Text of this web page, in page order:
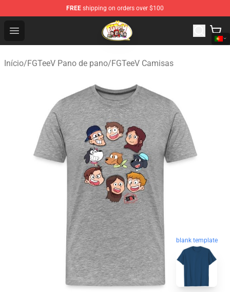
FREE shipping on orders over $100
Open menu
FGTeeV Store - Official FGTeeV Merchandise Shop
Início/FGTeeV Pano de pano/FGTeeV Camisas
blank template